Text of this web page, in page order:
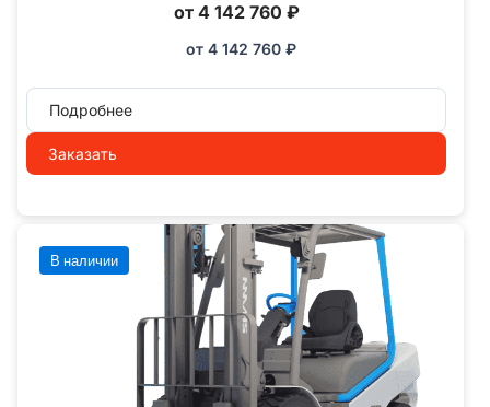
от 4 142 760 ₽
от 4 142 760 ₽
Подробнее
Заказать
В наличии